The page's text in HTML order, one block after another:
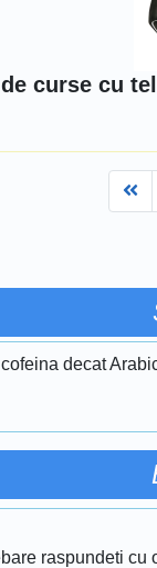
curse cu
decat
raspundeti cu